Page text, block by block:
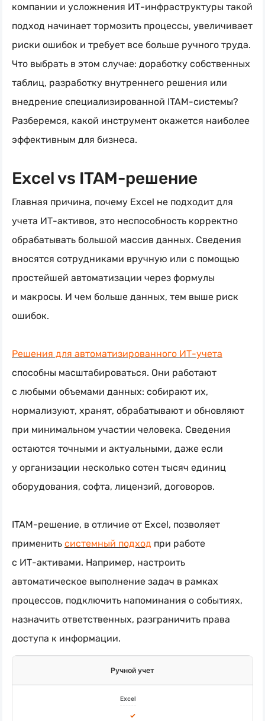
компании и усложнения ИТ-инфраструктуры такой
подход начинает тормозить процессы, увеличивает
риски ошибок и требует все больше ручного труда.
Что выбрать в этом случае: доработку собственных
таблиц, разработку внутреннего решения или
внедрение специализированной ITAM-системы?
Разберемся, какой инструмент окажется наиболее
эффективным для бизнеса.
Excel vs ITAM-решение
Главная причина, почему Excel не подходит для
учета ИТ-активов, это неспособность корректно
обрабатывать большой массив данных. Сведения
вносятся сотрудниками вручную или с помощью
простейшей автоматизации через формулы
и макросы. И чем больше данных, тем выше риск
ошибок.
Решения для автоматизированного ИТ-учета
способны масштабироваться. Они работают
с любыми объемами данных: собирают их,
нормализуют, хранят, обрабатывают и обновляют
при минимальном участии человека. Сведения
остаются точными и актуальными, даже если
у организации несколько сотен тысяч единиц
оборудования, софта, лицензий, договоров.
ITAM-решение, в отличие от Excel, позволяет
применить системный подход при работе
с ИТ-активами. Например, настроить
автоматическое выполнение задач в рамках
процессов, подключить напоминания о событиях,
назначить ответственных, разграничить права
доступа к информации.
Ручной учет
✓